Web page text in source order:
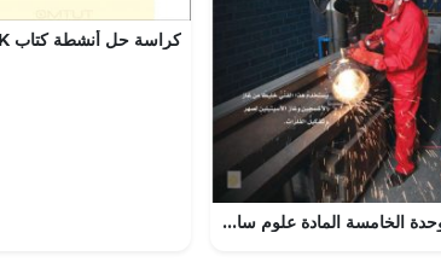
الوحدة الخامسة المادة علوم سادس ابتدائي ف2 – المنهاج السعودي